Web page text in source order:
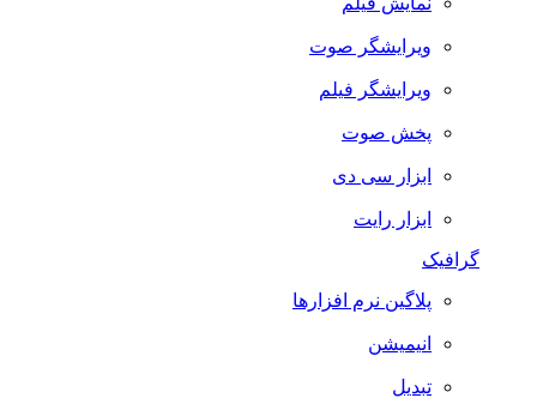
ویرایشگر صوت
ویرایشگر فیلم
پخش صوت
ابزار سی دی
ابزار رایت
گرافیک
پلاگین نرم افزارها
انیمیشن
تبدیل